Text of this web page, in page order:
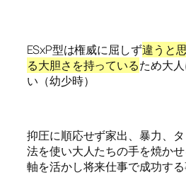
ESxP型は権威に屈しず違うと
る大胆さを持っているため大
い（幼少時）
抑圧に順応せず家出、暴力、
法を使い大人たちの手を焼か
軸を活かし将来仕事で成功す